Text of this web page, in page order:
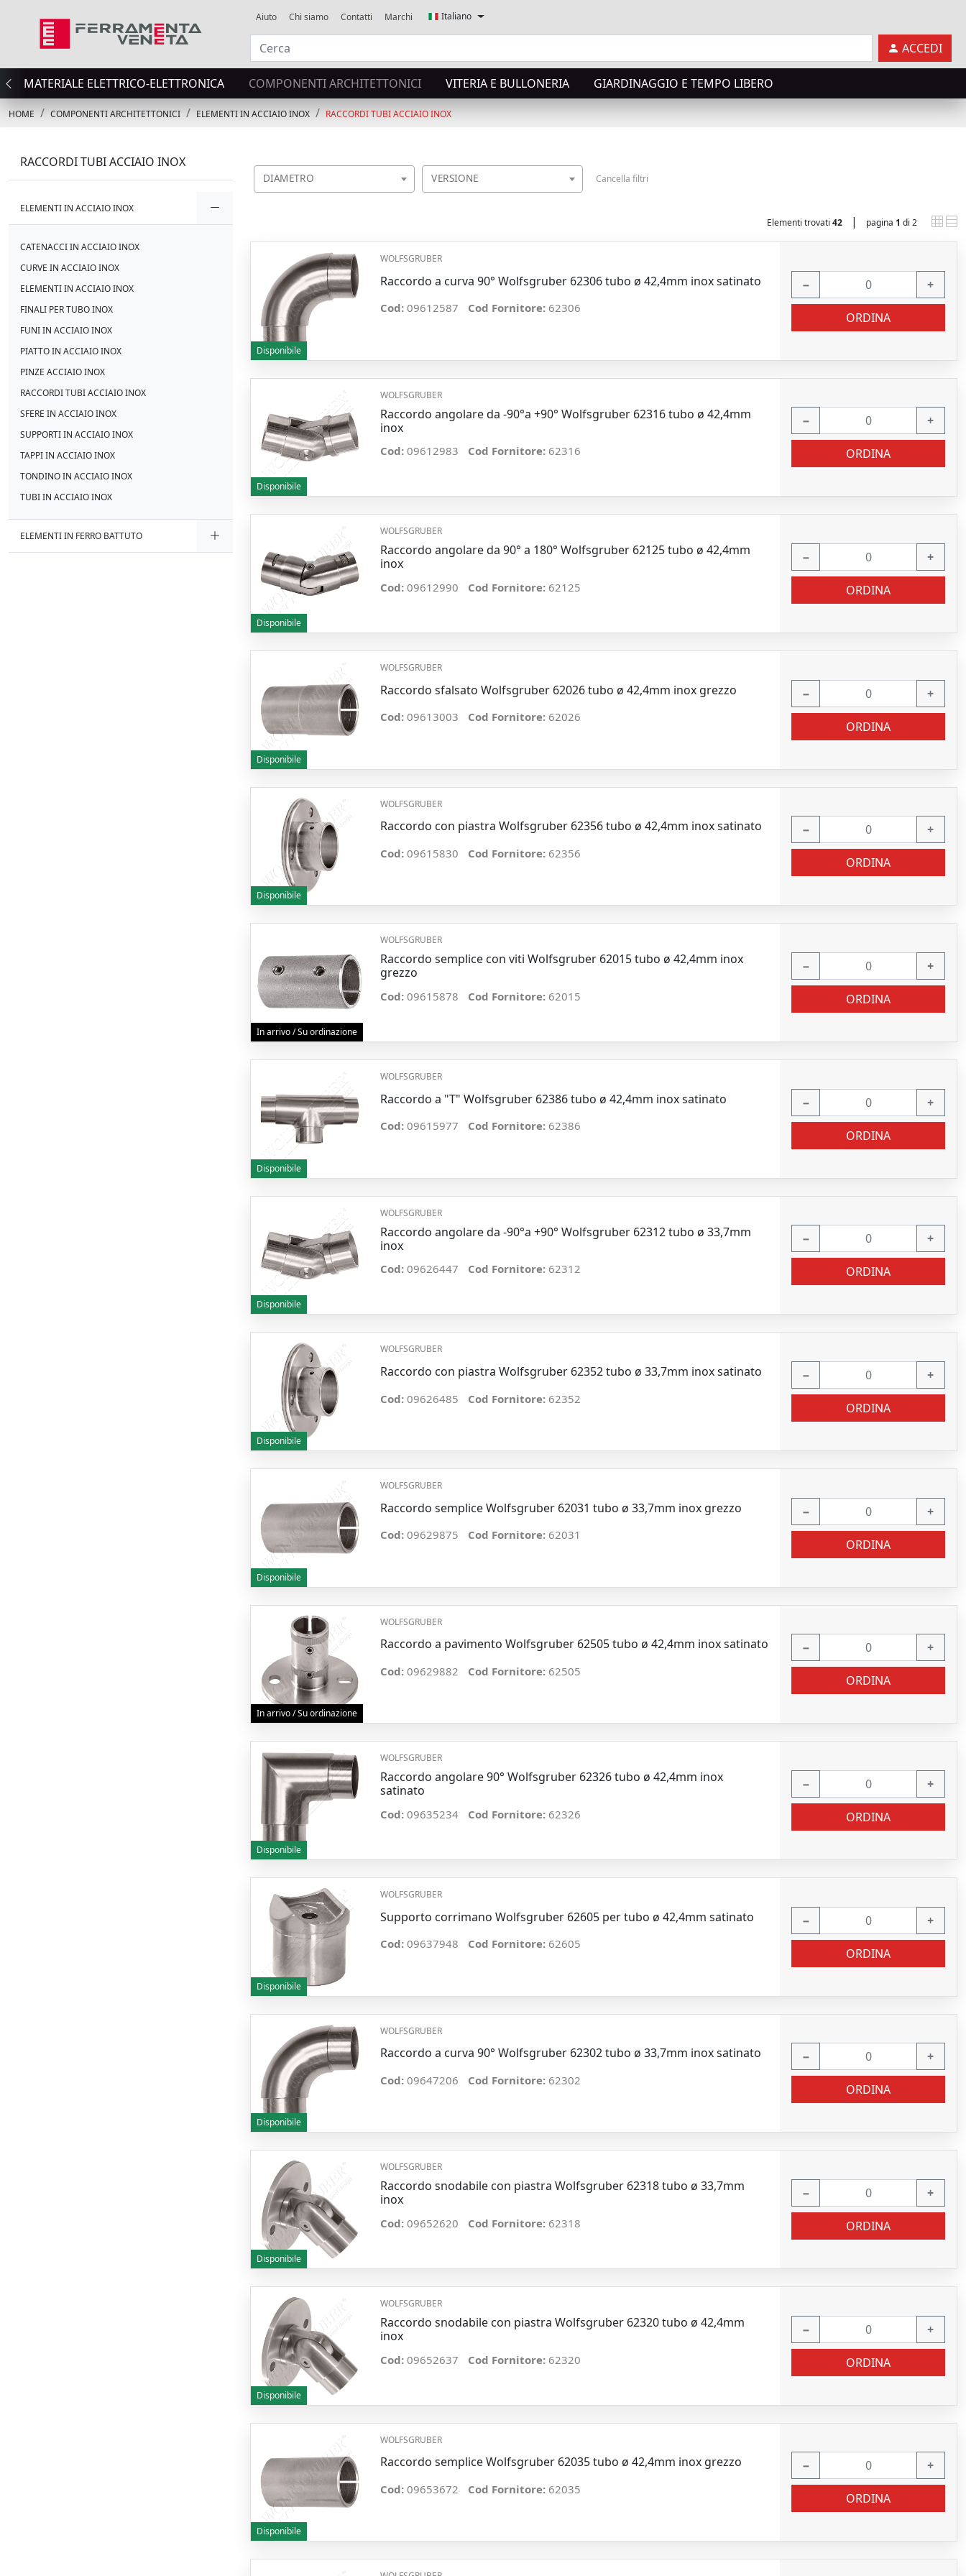
Aiuto Chi siamo Contatti Marchi Italiano
ACCEDI
MATERIALE ELETTRICO-ELETTRONICA COMPONENTI ARCHITETTONICI VITERIA E BULLONERIA GIARDINAGGIO E TEMPO LIBERO
HOME COMPONENTI ARCHITETTONICI ELEMENTI IN ACCIAIO INOX RACCORDI TUBI ACCIAIO INOX
RACCORDI TUBI ACCIAIO INOX
ELEMENTI IN ACCIAIO INOX
CATENACCI IN ACCIAIO INOX
CURVE IN ACCIAIO INOX
ELEMENTI IN ACCIAIO INOX
FINALI PER TUBO INOX
FUNI IN ACCIAIO INOX
PIATTO IN ACCIAIO INOX
PINZE ACCIAIO INOX
RACCORDI TUBI ACCIAIO INOX
SFERE IN ACCIAIO INOX
SUPPORTI IN ACCIAIO INOX
TAPPI IN ACCIAIO INOX
TONDINO IN ACCIAIO INOX
TUBI IN ACCIAIO INOX
ELEMENTI IN FERRO BATTUTO
DIAMETRO VERSIONE Cancella filtri
Elementi trovati 42 | pagina 1 di 2
Disponibile
WOLFSGRUBER
Raccordo a curva 90° Wolfsgruber 62306 tubo ø 42,4mm inox satinato
Cod: 09612587 Cod Fornitore: 62306
− +
ORDINA
Disponibile
WOLFSGRUBER
Raccordo angolare da -90°a +90° Wolfsgruber 62316 tubo ø 42,4mm
inox
Cod: 09612983 Cod Fornitore: 62316
− +
ORDINA
Disponibile
WOLFSGRUBER
Raccordo angolare da 90° a 180° Wolfsgruber 62125 tubo ø 42,4mm
inox
Cod: 09612990 Cod Fornitore: 62125
− +
ORDINA
Disponibile
WOLFSGRUBER
Raccordo sfalsato Wolfsgruber 62026 tubo ø 42,4mm inox grezzo
Cod: 09613003 Cod Fornitore: 62026
− +
ORDINA
Disponibile
WOLFSGRUBER
Raccordo con piastra Wolfsgruber 62356 tubo ø 42,4mm inox satinato
Cod: 09615830 Cod Fornitore: 62356
− +
ORDINA
In arrivo / Su ordinazione
WOLFSGRUBER
Raccordo semplice con viti Wolfsgruber 62015 tubo ø 42,4mm inox
grezzo
Cod: 09615878 Cod Fornitore: 62015
− +
ORDINA
Disponibile
WOLFSGRUBER
Raccordo a "T" Wolfsgruber 62386 tubo ø 42,4mm inox satinato
Cod: 09615977 Cod Fornitore: 62386
− +
ORDINA
Disponibile
WOLFSGRUBER
Raccordo angolare da -90°a +90° Wolfsgruber 62312 tubo ø 33,7mm
inox
Cod: 09626447 Cod Fornitore: 62312
− +
ORDINA
Disponibile
WOLFSGRUBER
Raccordo con piastra Wolfsgruber 62352 tubo ø 33,7mm inox satinato
Cod: 09626485 Cod Fornitore: 62352
− +
ORDINA
Disponibile
WOLFSGRUBER
Raccordo semplice Wolfsgruber 62031 tubo ø 33,7mm inox grezzo
Cod: 09629875 Cod Fornitore: 62031
− +
ORDINA
In arrivo / Su ordinazione
WOLFSGRUBER
Raccordo a pavimento Wolfsgruber 62505 tubo ø 42,4mm inox satinato
Cod: 09629882 Cod Fornitore: 62505
− +
ORDINA
Disponibile
WOLFSGRUBER
Raccordo angolare 90° Wolfsgruber 62326 tubo ø 42,4mm inox
satinato
Cod: 09635234 Cod Fornitore: 62326
− +
ORDINA
Disponibile
WOLFSGRUBER
Supporto corrimano Wolfsgruber 62605 per tubo ø 42,4mm satinato
Cod: 09637948 Cod Fornitore: 62605
− +
ORDINA
Disponibile
WOLFSGRUBER
Raccordo a curva 90° Wolfsgruber 62302 tubo ø 33,7mm inox satinato
Cod: 09647206 Cod Fornitore: 62302
− +
ORDINA
Disponibile
WOLFSGRUBER
Raccordo snodabile con piastra Wolfsgruber 62318 tubo ø 33,7mm
inox
Cod: 09652620 Cod Fornitore: 62318
− +
ORDINA
Disponibile
WOLFSGRUBER
Raccordo snodabile con piastra Wolfsgruber 62320 tubo ø 42,4mm
inox
Cod: 09652637 Cod Fornitore: 62320
− +
ORDINA
Disponibile
WOLFSGRUBER
Raccordo semplice Wolfsgruber 62035 tubo ø 42,4mm inox grezzo
Cod: 09653672 Cod Fornitore: 62035
− +
ORDINA